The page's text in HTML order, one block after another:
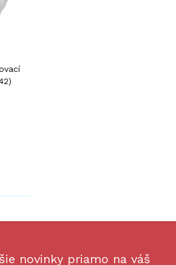
novinky priamo na váš